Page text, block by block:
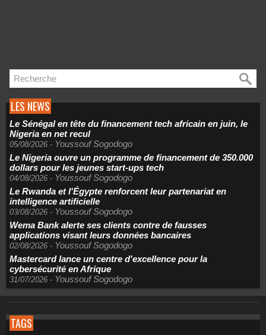
LES NEWS
Le Sénégal en tête du financement tech africain en juin, le
Nigeria en net recul
05/08/2026 - Youssouf Sogodogo
Le Nigeria ouvre un programme de financement de 350.000
dollars pour les jeunes start-ups tech
04/08/2026 - Youssouf Sogodogo
Le Rwanda et l'Égypte renforcent leur partenariat en
intelligence artificielle
03/08/2026 - Youssouf Sogodogo
Wema Bank alerte ses clients contre de fausses
applications visant leurs données bancaires
02/08/2026 - Youssouf Sogodogo
Mastercard lance un centre d'excellence pour la
cybersécurité en Afrique
31/07/2026 - Youssouf Sogodogo
TAGS